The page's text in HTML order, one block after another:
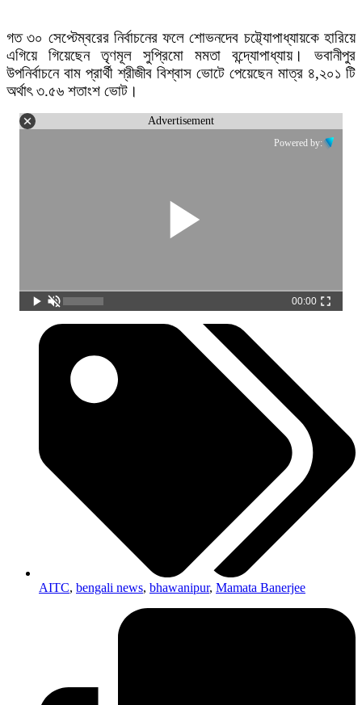
গত ৩০ সেপ্টেম্বরের নির্বাচনের ফলে শোভনদেব চট্ট্যোপাধ্যায়কে হারিয়ে
এগিয়ে গিয়েছেন তৃণমূল সুপ্রিমো মমতা বন্দ্যোপাধ্যায়। ভবানীপুর
উপনির্বাচনে বাম প্রার্থী শ্রীজীব বিশ্বাস ভোটে পেয়েছেন মাত্র ৪,২০১ টি
অর্থাৎ ৩.৫৬ শতাংশ ভোট।
Advertisement
Powered by:
00:00
AITC, bengali news, bhawanipur, Mamata Banerjee